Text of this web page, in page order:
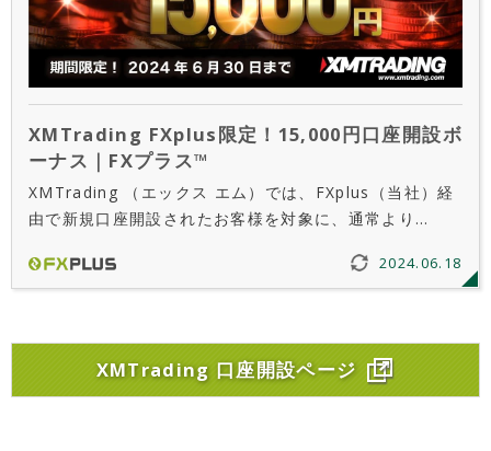
XMTrading FXplus限定！15,000円口座開設ボ
ーナス｜FXプラス™
XMTrading （エックス エム）では、FXplus（当社）経
由で新規口座開設されたお客様を対象に、通常より
規口座開設ボーナス（未入金ボーナス）増額キャンペー
2024.06.18
XMTrading 口座開設ページ